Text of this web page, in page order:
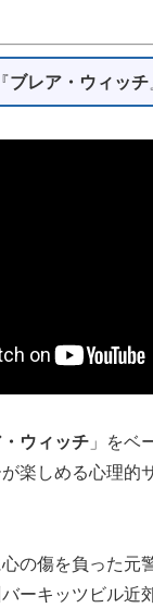
『ブレア・ウィッチ
ウィッチ 」をベ
楽しめる心理的
の傷を負った元
ーキッツビル近